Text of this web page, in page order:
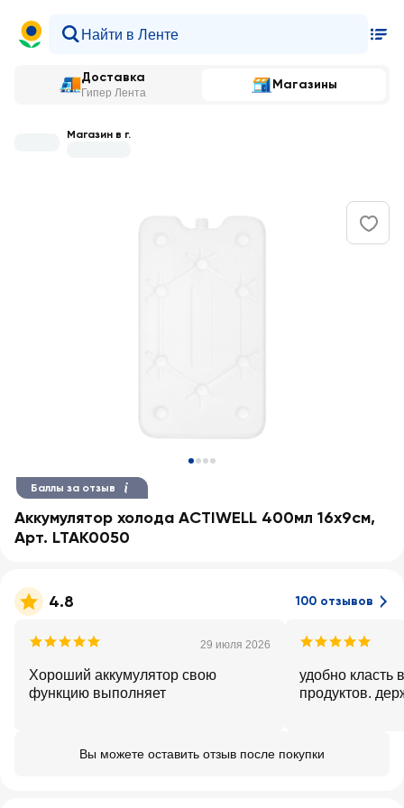
Доставка
Гипер Лента
Магазины
Магазин в г.
Баллы за отзыв
Аккумулятор холода ACTIWELL 400мл 16х9см,
Арт. LTAK0050
4.8 100 отзывов
29 июля 2026
Хороший аккумулятор свою
функцию выполняет
удобно класть
продуктов.
Вы можете оставить отзыв после покупки